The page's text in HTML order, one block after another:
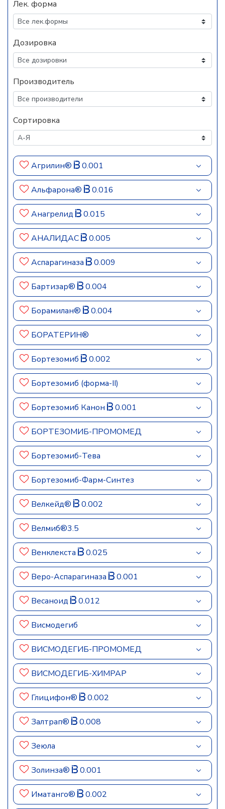
Лек. форма
Дозировка
Производитель
Сортировка
Агрилин® 0.001
Альфарона® 0.016
Анагрелид 0.015
АНАЛИДАС 0.005
Аспарагиназа 0.009
Бартизар® 0.004
Борамилан® 0.004
БОРАТЕРИН®
Бортезомиб 0.002
Бортезомиб (форма-II)
Бортезомиб Канон 0.001
БОРТЕЗОМИБ-ПРОМОМЕД
Бортезомиб-Тева
Бортезомиб-Фарм-Синтез
Велкейд® 0.002
Велмиб®3.5
Венклекста 0.025
Веро-Аспарагиназа 0.001
Весаноид 0.012
Висмодегиб
ВИСМОДЕГИБ-ПРОМОМЕД
ВИСМОДЕГИБ-ХИМРАР
Глицифон® 0.002
Залтрап® 0.008
Зеюла
Золинза® 0.001
Иматанго® 0.002